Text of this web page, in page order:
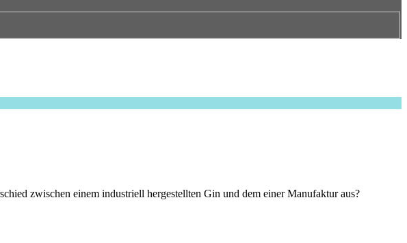
zwischen einem industriell hergestellten Gin und dem einer Manufaktur aus?